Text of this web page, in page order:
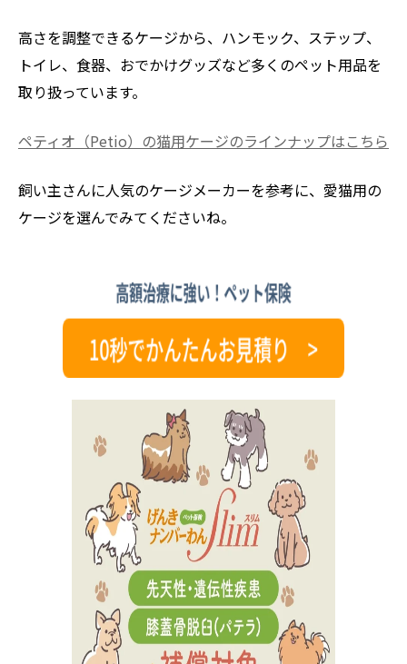
高さを調整できるケージから、ハンモック、ステップ、
トイレ、食器、おでかけグッズなど多くのペット用品を
取り扱っています。
ペティオ（Petio）の猫用ケージのラインナップはこちら
飼い主さんに人気のケージメーカーを参考に、愛猫用の
ケージを選んでみてくださいね。